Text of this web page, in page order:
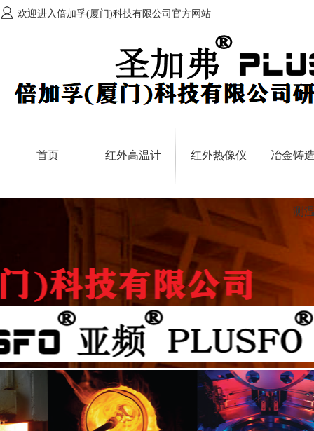
欢迎进入倍加孚(厦门)科技有限公司官方网站
首页 红外高温计 红外热像仪 冶金铸
测